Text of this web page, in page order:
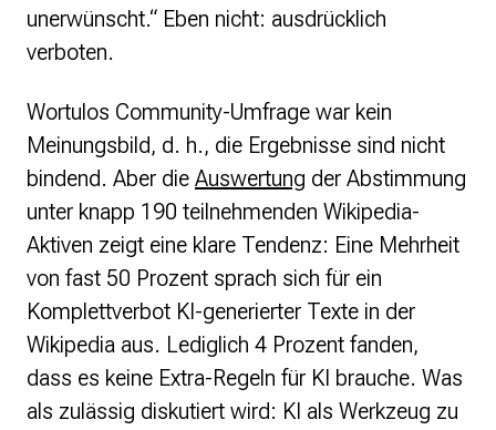
unerwünscht.“ Eben nicht: ausdrücklich
verboten.
Wortulos Community-Umfrage war kein
Meinungsbild, d. h., die Ergebnisse sind nicht
bindend. Aber die Auswertung der Abstimmung
unter knapp 190 teilnehmenden Wikipedia-
Aktiven zeigt eine klare Tendenz: Eine Mehrheit
von fast 50 Prozent sprach sich für ein
Komplettverbot KI-generierter Texte in der
Wikipedia aus. Lediglich 4 Prozent fanden,
dass es keine Extra-Regeln für KI brauche. Was
als zulässig diskutiert wird: KI als Werkzeug zu